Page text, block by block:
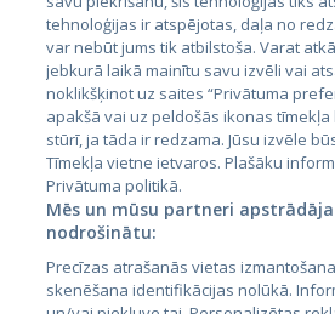
Lietuva
City24.lv
City24.ee
GetaPro.lv
tehnoloģijas ir atspējotas, daļa no
var nebūt jums tik atbilstoša. Varat
jebkurā laikā mainītu savu izvēli vai
noklikšķinot uz saites “Privātuma
apakšā vai uz peldošās ikonas
stūrī, ja tāda ir redzama. Jūsu izvēle
Tīmekļa vietne ietvaros. Plašāku
Privātuma politikā.
Mēs un mūsu partneri
nodrošinātu:
Precīzas atrašanās vietas
skenēšana identifikācijas nolūkā.